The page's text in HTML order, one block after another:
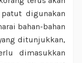
digunakan
bahan-bahan
ditunjukkan,
dimasukkan